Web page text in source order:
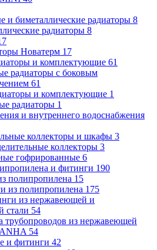
биметаллические радиаторы 8
радиаторы 8
Новатерм 17
и комплектующие 61
радиаторы с боковым
61
и комплектующие 1
радиаторы 1
и внутреннего водоснабжения
коллекторы и шкафы 3
коллекторы 3
гофрированные 6
и фитинги 190
полипропилена 15
из полипропилена 175
из нержавеющей и
стали 54
трубопроводов из нержавеющей
54
и фитинги 42